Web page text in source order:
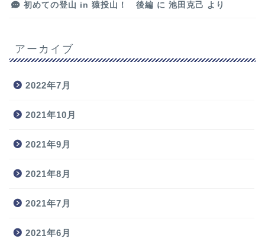
初めての登山 in 猿投山！ 後編 に 池田克己 より
アーカイブ
2022年7月
2021年10月
2021年9月
2021年8月
2021年7月
2021年6月